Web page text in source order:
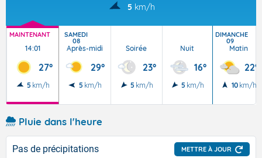
5 km/h
MAINTENANT
14:01
27°
5 km/h
SAMEDI
08
Après-midi
29°
5 km/h
Soirée
23°
5 km/h
Nuit
16°
5 km/h
DIMANCHE
09
Matin
22°
10 km/h
Pluie dans l'heure
Pas de précipitations METTRE À JOUR